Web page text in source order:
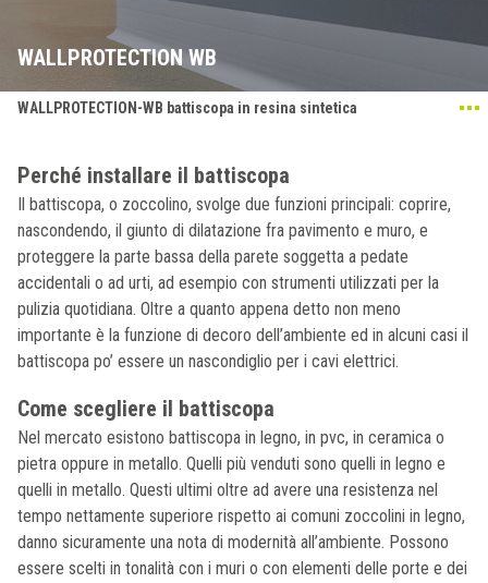
WALLPROTECTION WB
WALLPROTECTION-WB battiscopa in resina sintetica
Perché installare il battiscopa
Il battiscopa, o zoccolino, svolge due funzioni principali: coprire,
nascondendo, il giunto di dilatazione fra pavimento e muro, e
proteggere la parte bassa della parete soggetta a pedate
accidentali o ad urti, ad esempio con strumenti utilizzati per la
pulizia quotidiana. Oltre a quanto appena detto non meno
importante è la funzione di decoro dell’ambiente ed in alcuni casi il
battiscopa po’ essere un nascondiglio per i cavi elettrici.
Come scegliere il battiscopa
Nel mercato esistono battiscopa in legno, in pvc, in ceramica o
pietra oppure in metallo. Quelli più venduti sono quelli in legno e
quelli in metallo. Questi ultimi oltre ad avere una resistenza nel
tempo nettamente superiore rispetto ai comuni zoccolini in legno,
danno sicuramente una nota di modernità all’ambiente. Possono
essere scelti in tonalità con i muri o con elementi delle porte e dei